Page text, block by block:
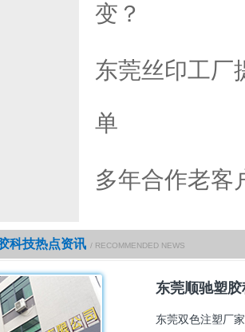
变？
东莞丝印工厂
单
多年合作老客
科技热点资讯 / RECOMMENDED NEWS
东莞顺驰塑
东莞双色注塑厂